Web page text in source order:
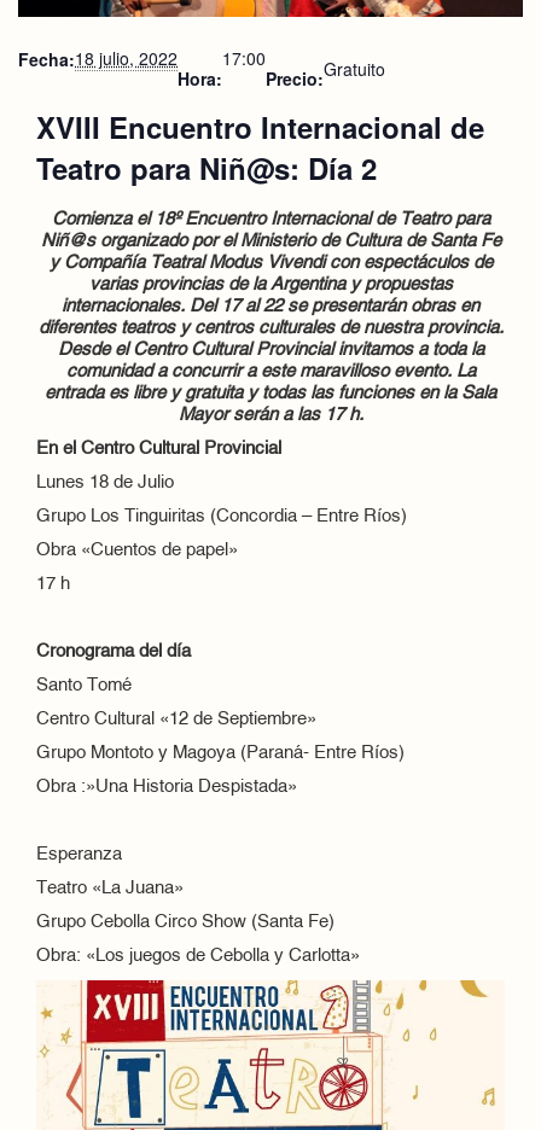
Fecha:18 julio, 2022
Hora:
17:00
Precio:Gratuito
XVIII Encuentro Internacional de
Teatro para Niñ@s: Día 2
Comienza el 18º Encuentro Internacional de Teatro para
Niñ@s organizado por el Ministerio de Cultura de Santa Fe
y Compañía Teatral Modus Vivendi con espectáculos de
varias provincias de la Argentina y propuestas
internacionales. Del 17 al 22 se presentarán obras en
diferentes teatros y centros culturales de nuestra provincia.
Desde el Centro Cultural Provincial invitamos a toda la
comunidad a concurrir a este maravilloso evento. La
entrada es libre y gratuita y todas las funciones en la Sala
Mayor serán a las 17 h.
En el Centro Cultural Provincial
Lunes 18 de Julio
Grupo Los Tinguiritas (Concordia – Entre Ríos)
Obra «Cuentos de papel»
17 h
Cronograma del día
Santo Tomé
Centro Cultural «12 de Septiembre»
Grupo Montoto y Magoya (Paraná- Entre Ríos)
Obra :»Una Historia Despistada»
Esperanza
Teatro «La Juana»
Grupo Cebolla Circo Show (Santa Fe)
Obra: «Los juegos de Cebolla y Carlotta»